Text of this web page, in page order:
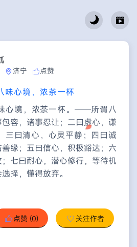
济宁 点赞
味心境，浓茶一杯
心境，浓茶一杯。——所谓八
容，诸事忍让；二曰虚心，谦
三曰清心，心灵平静；四曰诚
缘；五曰信心，积极豁达；六
七曰耐心，潜心修行，等待机
择，懂得放弃。
点赞 (0) 关注作者